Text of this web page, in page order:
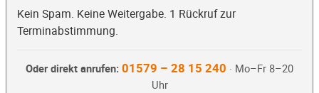
Kein Spam. Keine Weitergabe. 1 Rückruf zur
Terminabstimmung.
Oder direkt anrufen: 01579 – 28 15 240 · Mo–Fr 8–20
Uhr